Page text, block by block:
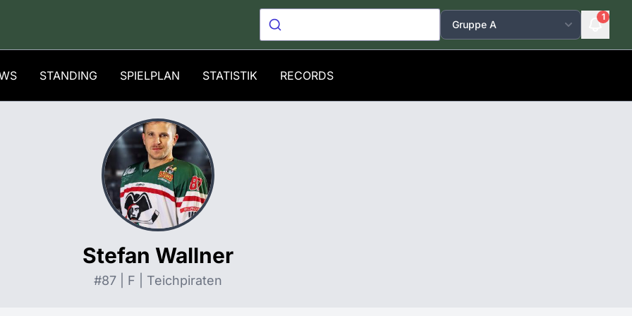
1
STANDING SPIELPLAN STATISTIK RECORDS
Stefan Wallner
#87 | F | Teichpiraten